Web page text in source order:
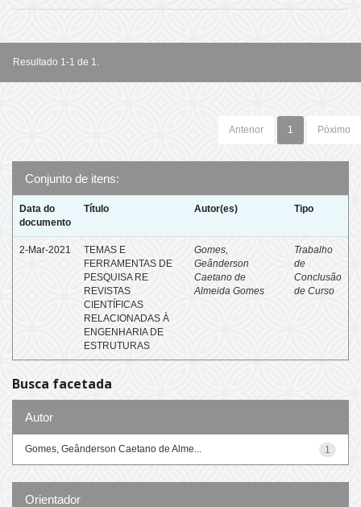
Resultado 1-1 de 1.
Anterior 1 Póximo
Conjunto de itens:
Data do
documento
Título Autor(es) Tipo
2-Mar-2021
TEMAS E
FERRAMENTAS DE
PESQUISA RE
REVISTAS
CIENTÍFICAS
RELACIONADAS À
ENGENHARIA DE
ESTRUTURAS
Gomes,
Geânderson
Caetano de
Almeida Gomes
Trabalho
de
Conclusão
de Curso
Busca facetada
Autor
1
Gomes, Geânderson Caetano de Alme...
Orientador